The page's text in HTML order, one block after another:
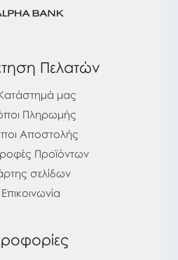
Πελατών
μας
Πληρωμής
Αποστολής
Προϊόντων
σελίδων
Επικοινωνία